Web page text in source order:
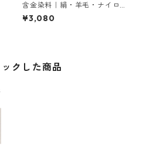
含金染料｜絹・羊毛・ナイロ
ンを染める｜100g｜アシッド
メタルレットG（赤色）
¥3,080
クした商品